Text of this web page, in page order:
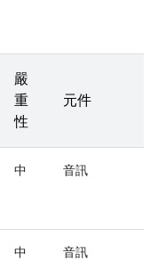
嚴
重
性
元件
中 音訊
中 音訊